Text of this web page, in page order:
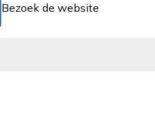
Bezoek de website